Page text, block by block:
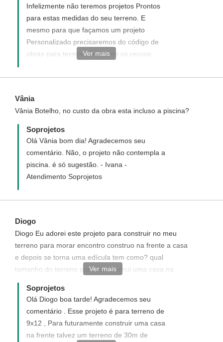
Infelizmente não teremos projetos Prontos
para estas medidas do seu terreno. E
mesmo para que façamos um projeto
Personalizado precisaremos do código de
obras para termos em mente os recuos
poderão caber nestas medidas do seu
Ver mais
Vânia
Vânia Botelho, no custo da obra esta incluso a piscina?
Soprojetos
Olá Vânia bom dia! Agradecemos seu
comentário. Não, o projeto não contempla a
piscina. é só sugestão. - Ivana -
Atendimento Soprojetos
Diogo
Diogo Eu adorei este projeto para construir no meu
terreno para morar encontro construo na frente a casa
e depois se torna uma edícula tem como? qual
tamanho do terreno para eu construi uma casa na
frente depois?
Ver mais
Soprojetos
Olá Diogo boa tarde! Agradecemos seu
comentário . Esse projeto é para terreno de
9x12 , Para futuramente construir uma casa
na frente talvez um terreno de 30m de